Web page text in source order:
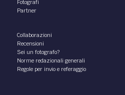
Fotografi
Partner
Collaborazioni
Recensioni
Sei un fotografo?
Norme redazionali generali
Regole per invio e referaggio